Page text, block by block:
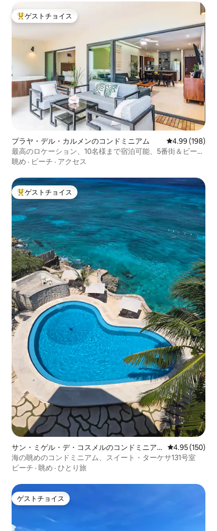
大好評のゲストチョイスです。
ゲストチョイス
プラヤ・デル・カルメンのコンドミニアム レビュー198
4.99 (198)
最高のロケーション、10名様まで宿泊可能、5番街＆ビー
チ、屋上プール
眺め · ビーチ · アクセス
大好評のゲストチョイスです。
ゲストチョイス
サン・ミゲル・デ・コスメルのコンドミニア
ム
レビュー150
4.95 (150)
海の眺めのコンドミニアム、スイート・ターケサ131号室
ビーチ · 眺め · ひとり旅
ゲストチョイス
ゲストチョイス